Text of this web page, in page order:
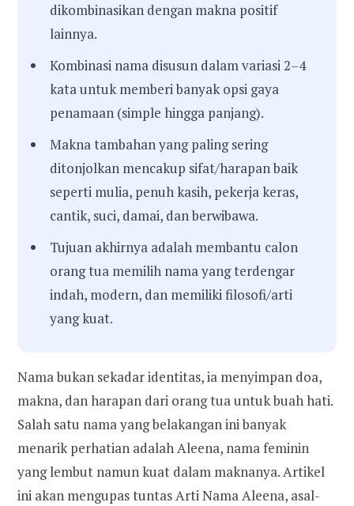
dikombinasikan dengan makna positif
lainnya.
Kombinasi nama disusun dalam variasi 2–4
kata untuk memberi banyak opsi gaya
penamaan (simple hingga panjang).
Makna tambahan yang paling sering
ditonjolkan mencakup sifat/harapan baik
seperti mulia, penuh kasih, pekerja keras,
cantik, suci, damai, dan berwibawa.
Tujuan akhirnya adalah membantu calon
orang tua memilih nama yang terdengar
indah, modern, dan memiliki filosofi/arti
yang kuat.
Nama bukan sekadar identitas, ia menyimpan doa,
makna, dan harapan dari orang tua untuk buah hati.
Salah satu nama yang belakangan ini banyak
menarik perhatian adalah Aleena, nama feminin
yang lembut namun kuat dalam maknanya. Artikel
ini akan mengupas tuntas Arti Nama Aleena, asal-